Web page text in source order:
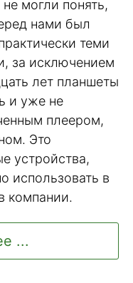
могли понять,
нами был
теми
за исключением
лет планшеты
и уже не
плеером,
Это
устройства,
использовать в
компании.
...